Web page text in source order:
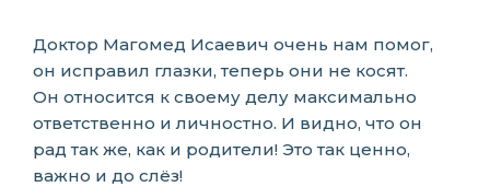
Доктор Магомед Исаевич очень нам помог,
он исправил глазки, теперь они не косят.
Он относится к своему делу максимально
ответственно и личностно. И видно, что он
рад так же, как и родители! Это так ценно,
важно и до слёз!